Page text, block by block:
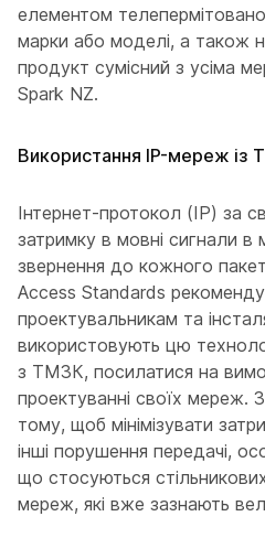
елементом
марки або моделі, а також
продукт сумісний з усіма
Spark NZ.
Використання IP-мереж із
Інтернет-протокол (IP) за
затримку в мовні сигнали в
звернення до кожного
Access Standards
проектувальникам та
використовують цю
з ТМЗК, посилатися на
проектуванні своїх мереж.
тому, щоб мінімізувати
інші порушення передачі,
що стосуються
мереж, які вже зазнають